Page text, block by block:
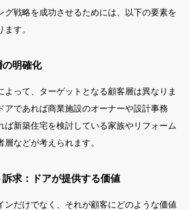
グ戦略を成功させるためには、以下の要素を
す。
の明確化
よって、ターゲットとなる顧客層は異なりま
アであれば商業施設のオーナーや設計事務
ば新築住宅を検討している家族やリフォーム
などが考えられます。
求：ドアが提供する価値
ンだけでなく、それが顧客にどのような価値